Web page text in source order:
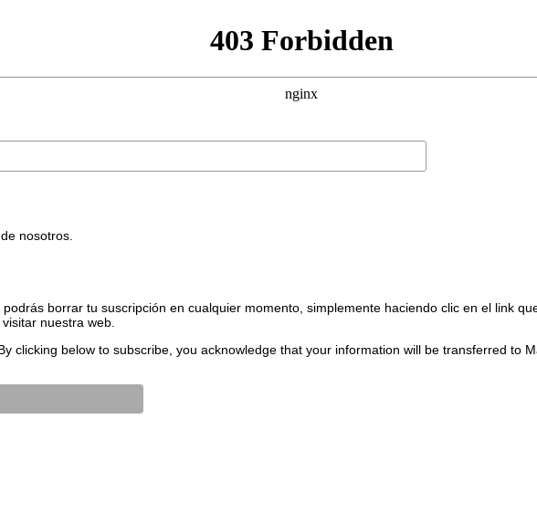
nosotros.
borrar tu suscripción en cualquier momento, simplemente haciendo clic en el link
nuestra web.
clicking below to subscribe, you acknowledge that your information will be transferred to